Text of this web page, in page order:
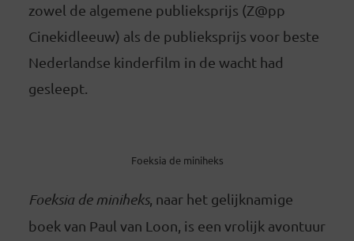
zowel de algemene publieksprijs (Z@pp
Cinekidleeuw) als de publieksprijs voor beste
Nederlandse kinderfilm in de wacht had
gesleept.
Foeksia de miniheks
Foeksia de miniheks, naar het gelijknamige
boek van Paul van Loon, is een vrolijk avontuur